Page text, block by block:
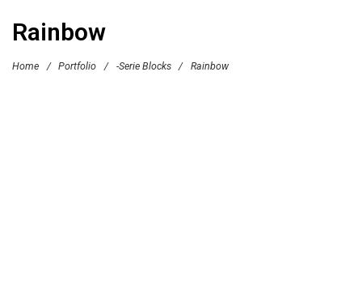
Rainbow
Home / Portfolio / -Serie Blocks / Rainbow